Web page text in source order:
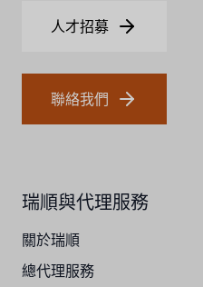
人才招募
聯絡我們
瑞順與代理服務
關於瑞順
總代理服務